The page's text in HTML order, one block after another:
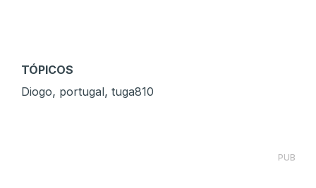
TÓPICOS
Diogo, portugal, tuga810
PUB